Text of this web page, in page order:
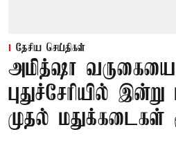
தேசிய செய்திகள்
அமித்ஷா
புதுச்சேரியில்
முதல் மதுக்கடைகள்